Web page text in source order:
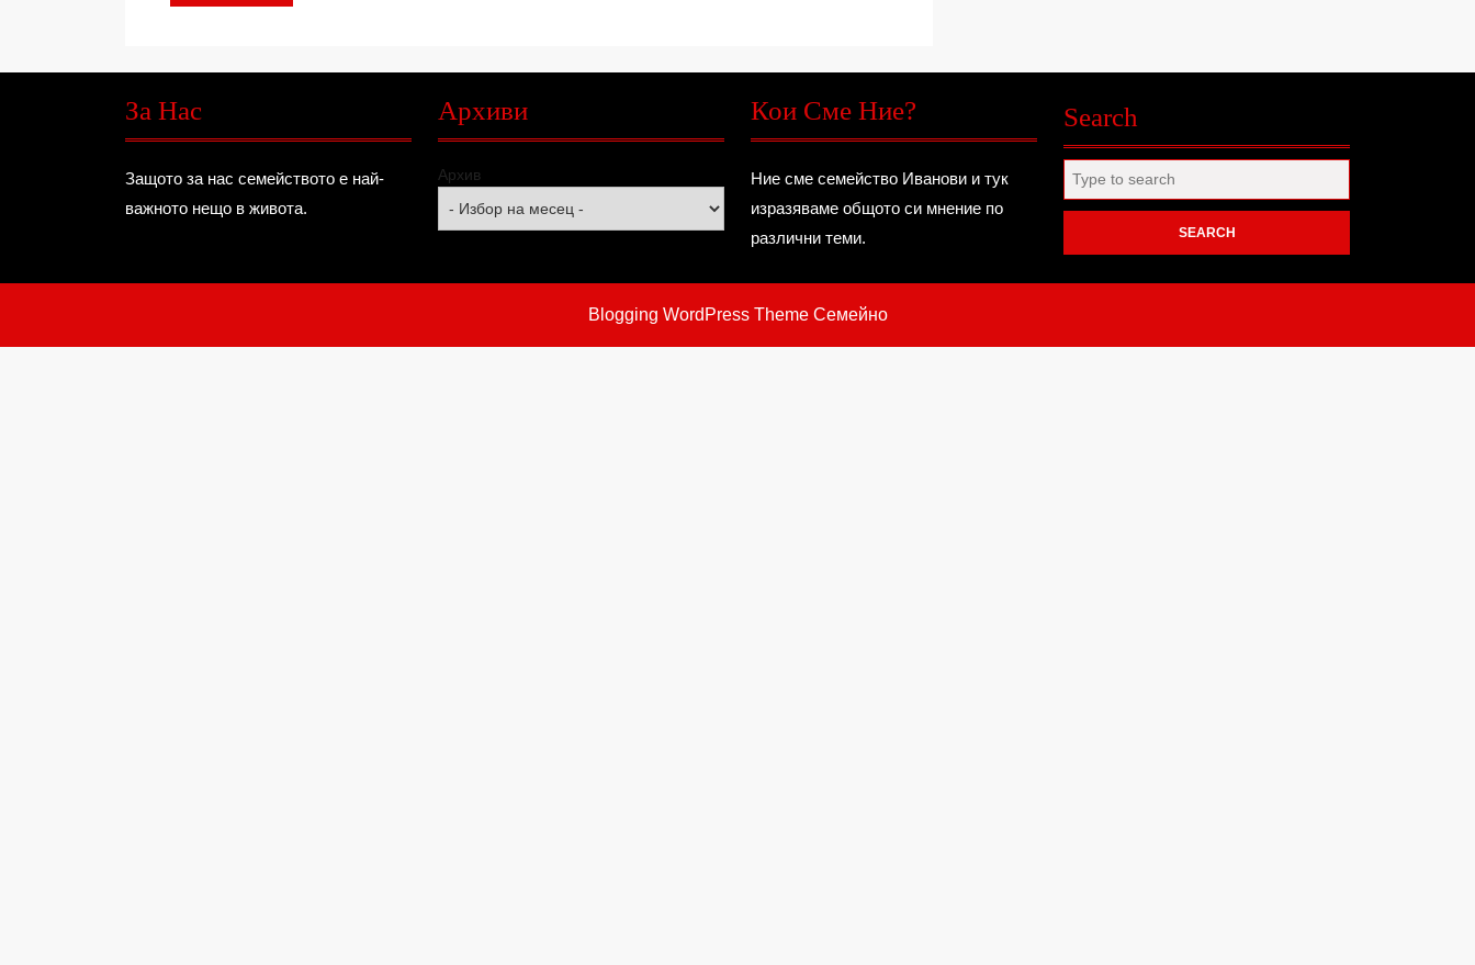
MORE
За Нас
Защото за нас семейството е най-
важното нещо в живота.
Архиви
Архив
Кои Сме Ние?
Ние сме семейство Иванови и тук
изразяваме общото си мнение по
различни теми.
Search
for:
Blogging WordPress ThemeСемейно